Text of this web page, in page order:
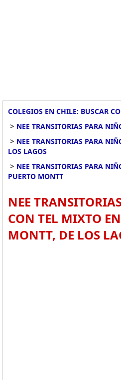
COLEGIOS EN CHILE: BUSCAR
> NEE TRANSITORIAS PARA
> NEE TRANSITORIAS PARA
LOS LAGOS
> NEE TRANSITORIAS PARA
PUERTO MONTT
NEE
CON TEL MIXTO
MONTT, DE LOS